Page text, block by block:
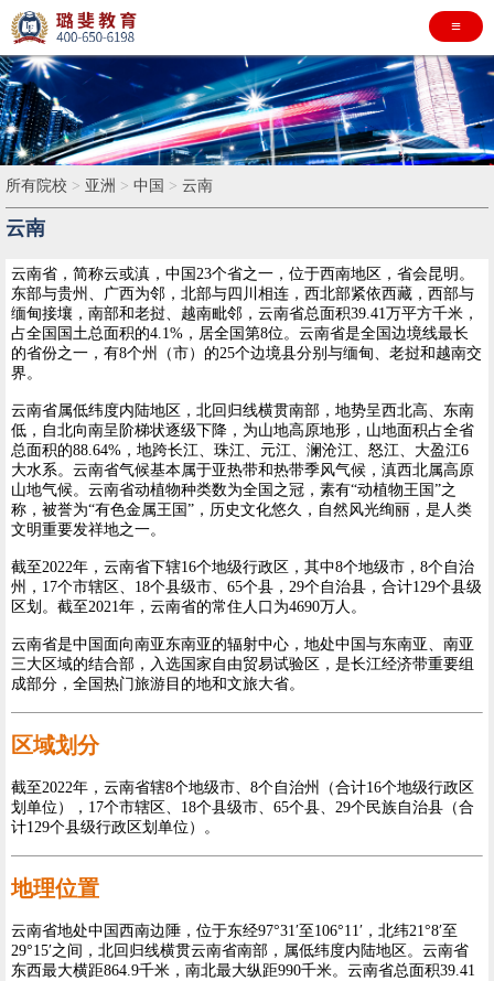
≡
所有院校 > 亚洲 > 中国 > 云南
云南
云南省，简称云或滇，中国23个省之一，位于西南地区，省会昆明。
东部与贵州、广西为邻，北部与四川相连，西北部紧依西藏，西部与
缅甸接壤，南部和老挝、越南毗邻，云南省总面积39.41万平方千米，
占全国国土总面积的4.1%，居全国第8位。云南省是全国边境线最长
的省份之一，有8个州（市）的25个边境县分别与缅甸、老挝和越南交
界。
云南省属低纬度内陆地区，北回归线横贯南部，地势呈西北高、东南
低，自北向南呈阶梯状逐级下降，为山地高原地形，山地面积占全省
总面积的88.64%，地跨长江、珠江、元江、澜沧江、怒江、大盈江6
大水系。云南省气候基本属于亚热带和热带季风气候，滇西北属高原
山地气候。云南省动植物种类数为全国之冠，素有“动植物王国”之
称，被誉为“有色金属王国”，历史文化悠久，自然风光绚丽，是人类
文明重要发祥地之一。
截至2022年，云南省下辖16个地级行政区，其中8个地级市，8个自治
州，17个市辖区、18个县级市、65个县，29个自治县，合计129个县级
区划。截至2021年，云南省的常住人口为4690万人。
云南省是中国面向南亚东南亚的辐射中心，地处中国与东南亚、南亚
三大区域的结合部，入选国家自由贸易试验区，是长江经济带重要组
成部分，全国热门旅游目的地和文旅大省。
区域划分
截至2022年，云南省辖8个地级市、8个自治州（合计16个地级行政区
划单位），17个市辖区、18个县级市、65个县、29个民族自治县（合
计129个县级行政区划单位）。
地理位置
云南省地处中国西南边陲，位于东经97°31′至106°11′，北纬21°8′至
29°15′之间，北回归线横贯云南省南部，属低纬度内陆地区。云南省
东西最大横距864.9千米，南北最大纵距990千米。云南省总面积39.41